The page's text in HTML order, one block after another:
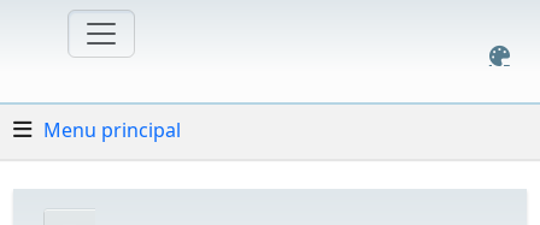
Menu principal